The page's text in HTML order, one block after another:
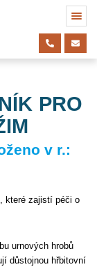
PRO
v r.:
které zajistí péči o
urnových hrobů
důstojnou hřbitovní